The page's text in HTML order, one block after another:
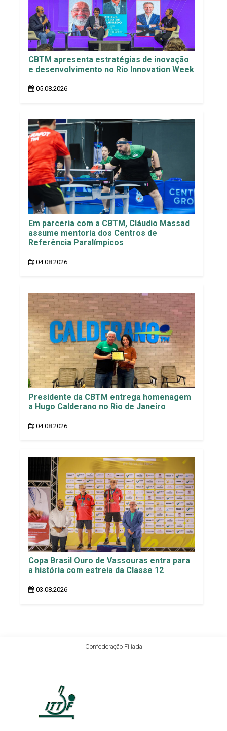
CBTM apresenta estratégias de inovação
e desenvolvimento no Rio Innovation Week
05.08.2026
Em parceria com a CBTM, Cláudio Massad
assume mentoria dos Centros de
Referência Paralímpicos
04.08.2026
Presidente da CBTM entrega homenagem
a Hugo Calderano no Rio de Janeiro
04.08.2026
Copa Brasil Ouro de Vassouras entra para
a história com estreia da Classe 12
03.08.2026
Confederação Filiada